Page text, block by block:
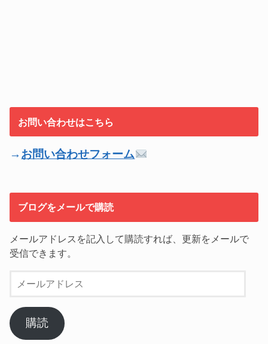
お問い合わせはこちら
→ お問い合わせフォーム
ブログをメールで購読
メールアドレスを記入して購読すれば、更新をメールで
受信できます。
ー
ア
ド
購読